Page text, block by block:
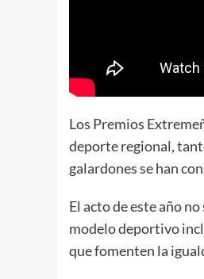
Los Premios
deporte regional,
galardones se han
El acto de este año
modelo deportivo
que fomenten la